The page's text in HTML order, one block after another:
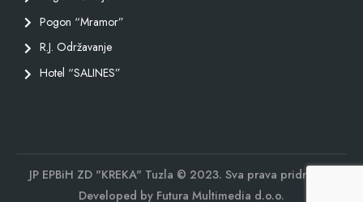
Pogon “Mramor”
R.J. Održavanje
Hotel “SALINES”
JP EPBiH ZD "KREKA" Tuzla © 2023. Sva prava pridržana.
Developed by Futura Multimedia d.o.o.